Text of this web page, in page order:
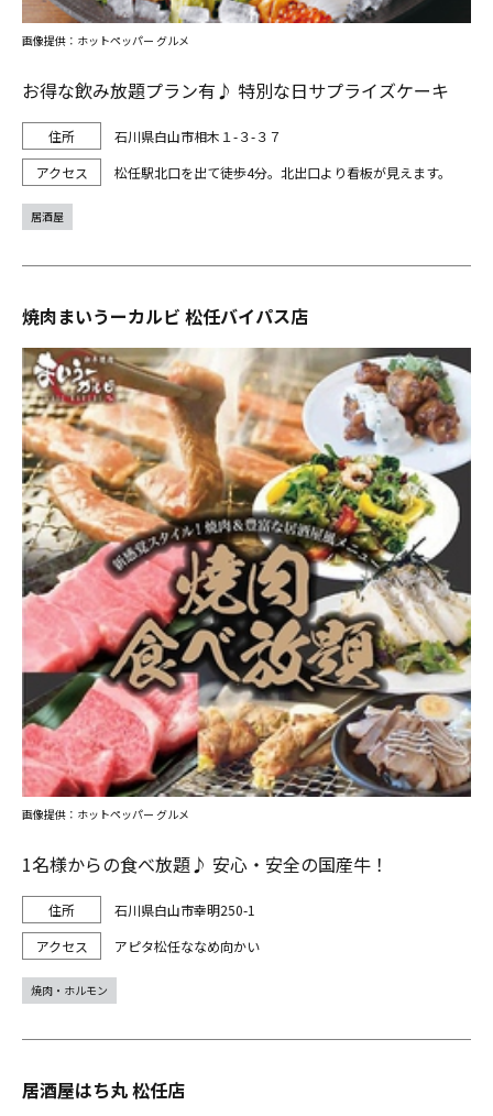
お得な飲み放題プラン有♪ 特別な日サプライズケーキ
石川県白山市相木１-３-３７
松任駅北口を出て徒歩4分。北出口より看板が見えます。
画像提供：ホットペッパー グルメ
居酒屋
焼肉まいうーカルビ 松任バイパス店
1名様からの食べ放題♪ 安心・安全の国産牛！
石川県白山市幸明250-1
アピタ松任ななめ向かい
画像提供：ホットペッパー グルメ
焼肉・ホルモン
居酒屋はち丸 松任店